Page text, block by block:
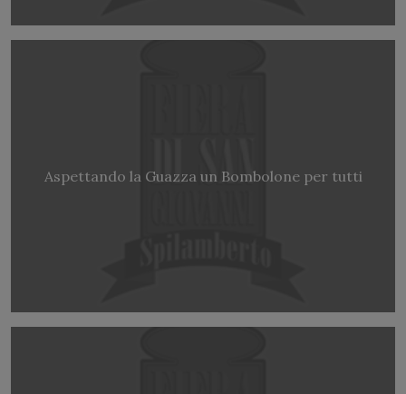
Aspettando la Guazza un Bombolone per tutti